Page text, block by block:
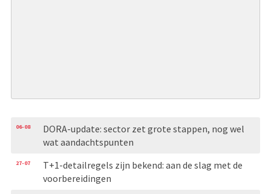
06-08
DORA-update: sector zet grote stappen, nog wel
wat aandachtspunten
27-07
T+1-detailregels zijn bekend: aan de slag met de
voorbereidingen